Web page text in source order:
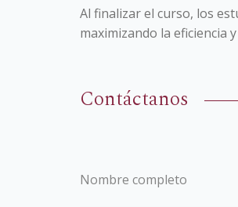
Al finalizar el curso, los
maximizando la eficiencia
Contáctanos